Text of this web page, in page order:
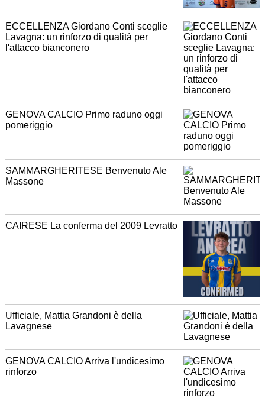
ECCELLENZA Giordano Conti sceglie
Lavagna: un rinforzo di qualità per
l'attacco bianconero
GENOVA CALCIO Primo raduno oggi
pomeriggio
SAMMARGHERITESE Benvenuto Ale
Massone
CAIRESE La conferma del 2009 Levratto
Ufficiale, Mattia Grandoni è della
Lavagnese
GENOVA CALCIO Arriva l'undicesimo
rinforzo